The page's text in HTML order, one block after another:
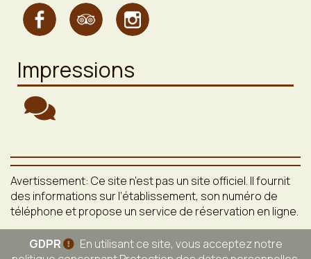
Impressions
Avertissement: Ce site n’est pas un site officiel. Il fournit
des informations sur l’établissement, son numéro de
téléphone et propose un service de réservation en ligne.
GDPR
En utilisant ce site, vous acceptez notre